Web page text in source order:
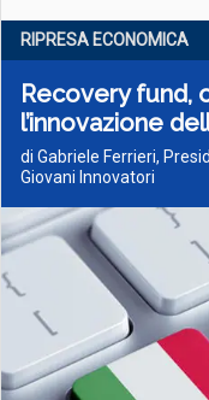
RIPRESA ECONOMICA
Recovery fund,
l’innovazione
di Gabriele Ferrieri,
Giovani Innovatori